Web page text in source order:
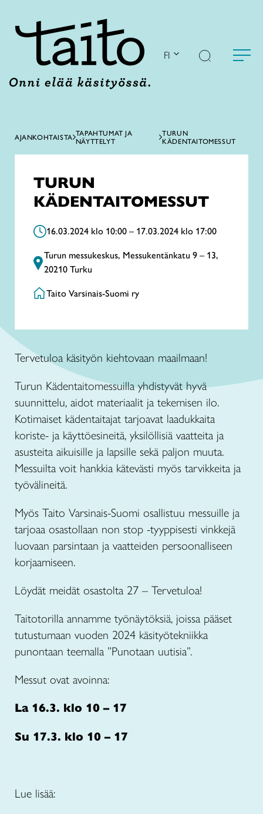
FI
AJANKOHTAISTA TAPAHTUMAT JA
NÄYTTELYT
TURUN
KÄDENTAITOMESSUT
TURUN
KÄDENTAITOMESSUT
16.03.2024 klo 10:00 – 17.03.2024 klo 17:00
Turun messukeskus, Messukentänkatu 9 – 13,
20210 Turku
Taito Varsinais-Suomi ry
Tervetuloa käsityön kiehtovaan maailmaan!
Turun Kädentaitomessuilla yhdistyvät hyvä
suunnittelu, aidot materiaalit ja tekemisen ilo.
Kotimaiset kädentaitajat tarjoavat laadukkaita
koriste- ja käyttöesineitä, yksilöllisiä vaatteita ja
asusteita aikuisille ja lapsille sekä paljon muuta.
Messuilta voit hankkia kätevästi myös tarvikkeita ja
työvälineitä.
Myös Taito Varsinais-Suomi osallistuu messuille ja
tarjoaa osastollaan non stop -tyyppisesti vinkkejä
luovaan parsintaan ja vaatteiden persoonalliseen
korjaamiseen.
Löydät meidät osastolta 27 – Tervetuloa!
Taitotorilla annamme työnäytöksiä, joissa pääset
tutustumaan vuoden 2024 käsityötekniikka
punontaan teemalla ”Punotaan uutisia”.
Messut ovat avoinna:
La 16.3. klo 10 – 17
Su 17.3. klo 10 – 17
Lue lisää: